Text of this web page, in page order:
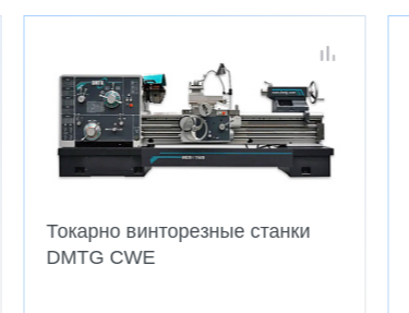
Токарно винторезные станки
DMTG CWE